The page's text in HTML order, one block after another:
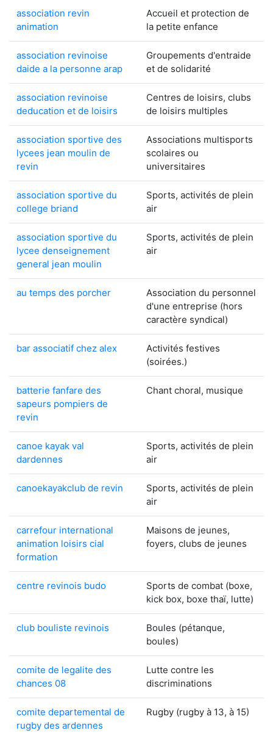
association revin
animation
Accueil et protection de
la petite enfance
association revinoise
daide a la personne arap
Groupements d'entraide
et de solidarité
association revinoise
deducation et de loisirs
Centres de loisirs, clubs
de loisirs multiples
association sportive des
lycees jean moulin de
revin
Associations multisports
scolaires ou
universitaires
association sportive du
college briand
Sports, activités de plein
air
association sportive du
lycee denseignement
general jean moulin
Sports, activités de plein
air
au temps des porcher
Association du personnel
d'une entreprise (hors
caractère syndical)
bar associatif chez alex
Activités festives
(soirées.)
batterie fanfare des
sapeurs pompiers de
revin
Chant choral, musique
canoe kayak val
dardennes
Sports, activités de plein
air
canoekayakclub de revin
Sports, activités de plein
air
carrefour international
animation loisirs cial
formation
Maisons de jeunes,
foyers, clubs de jeunes
centre revinois budo
Sports de combat (boxe,
kick box, boxe thaï, lutte)
club bouliste revinois
Boules (pétanque,
boules)
comite de legalite des
chances 08
Lutte contre les
discriminations
comite departemental de
rugby des ardennes
Rugby (rugby à 13, à 15)